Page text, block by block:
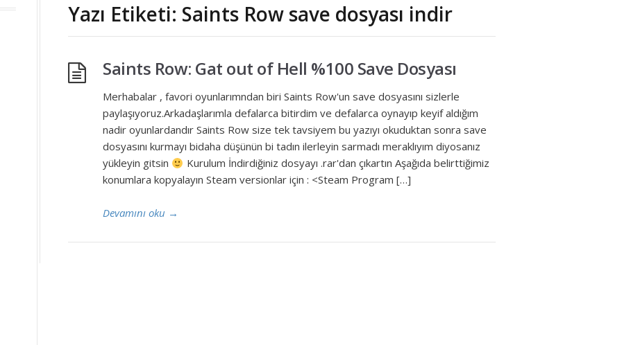
Yazı Etiketi: Saints Row save dosyası indir
Saints Row: Gat out of Hell %100 Save Dosyası
Merhabalar , favori oyunlarımndan biri Saints Row'un save dosyasını sizlerle
paylaşıyoruz.Arkadaşlarımla defalarca bitirdim ve defalarca oynayıp keyif aldığım
nadir oyunlardandır Saints Row size tek tavsiyem bu yazıyı okuduktan sonra save
dosyasını kurmayı bidaha düşünün bi tadın ilerleyin sarmadı meraklıyım diyosanız
yükleyin gitsin
Kurulum İndirdiğiniz dosyayı .rar'dan çıkartın Aşağıda belirttiğimiz
konumlara kopyalayın Steam versionlar için : <Steam Program […]
Devamını oku →